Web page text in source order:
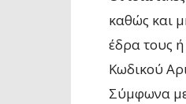
καθώς και
έδρα τους
Κωδικού
Σύμφωνα με